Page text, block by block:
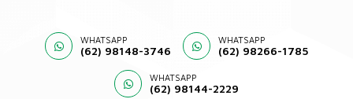
WHATSAPP
(62) 98148-3746
WHATSAPP
(62) 98266-1785
WHATSAPP
(62) 98144-2229